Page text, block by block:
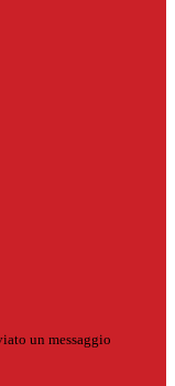
un messaggio